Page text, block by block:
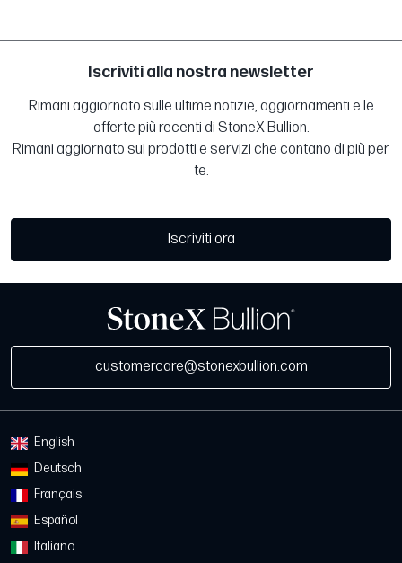
Iscriviti alla nostra newsletter
Rimani aggiornato sulle ultime notizie, aggiornamenti e le
offerte più recenti di StoneX Bullion.
Rimani aggiornato sui prodotti e servizi che contano di più per
te.
Iscriviti ora
customercare@stonexbullion.com
English
Deutsch
Français
Español
Italiano